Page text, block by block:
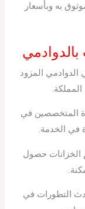
به وبأسعار
المزود
المتخصصين في
في الخدمة.
الخزانات حصول
التطورات في